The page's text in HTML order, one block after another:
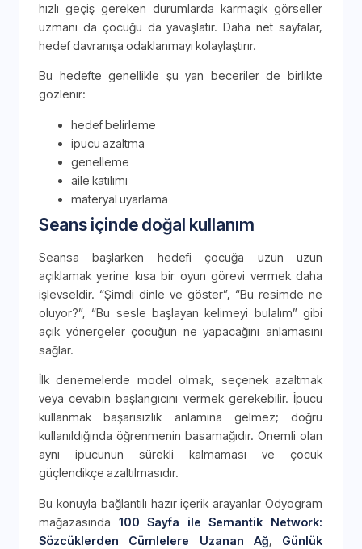
hızlı geçiş gereken durumlarda karmaşık görseller
uzmanı da çocuğu da yavaşlatır. Daha net sayfalar,
hedef davranışa odaklanmayı kolaylaştırır.
Bu hedefte genellikle şu yan beceriler de birlikte
gözlenir:
hedef belirleme
ipucu azaltma
genelleme
aile katılımı
materyal uyarlama
Seans içinde doğal kullanım
Seansa başlarken hedefi çocuğa uzun uzun
açıklamak yerine kısa bir oyun görevi vermek daha
işlevseldir. “Şimdi dinle ve göster”, “Bu resimde ne
oluyor?”, “Bu sesle başlayan kelimeyi bulalım” gibi
açık yönergeler çocuğun ne yapacağını anlamasını
sağlar.
İlk denemelerde model olmak, seçenek azaltmak
veya cevabın başlangıcını vermek gerekebilir. İpucu
kullanmak başarısızlık anlamına gelmez; doğru
kullanıldığında öğrenmenin basamağıdır. Önemli olan
aynı ipucunun sürekli kalmaması ve çocuk
güçlendikçe azaltılmasıdır.
Bu konuyla bağlantılı hazır içerik arayanlar Odyogram
mağazasında 100 Sayfa ile Semantik Network:
Sözcüklerden Cümlelere Uzanan Ağ, Günlük